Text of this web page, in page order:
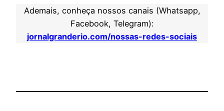
Ademais, conheça nossos canais (Whatsapp,
Facebook, Telegram):
jornalgranderio.com/nossas-redes-sociais